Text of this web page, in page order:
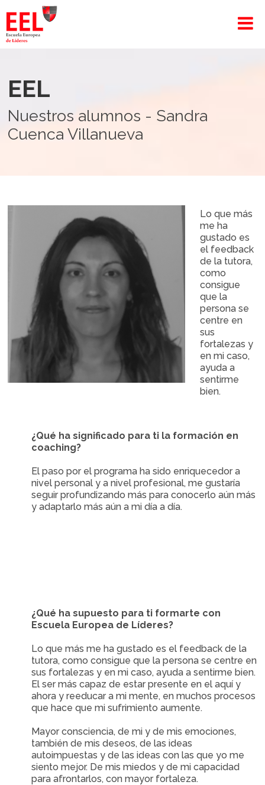
EEL
Nuestros alumnos - Sandra
Cuenca Villanueva
Lo que más
me ha
gustado es
el feedback
de la tutora,
como
consigue
que la
persona se
centre en
sus
fortalezas y
en mi caso,
ayuda a
sentirme
bien.
¿Qué ha significado para ti la formación en
coaching?
El paso por el programa ha sido enriquecedor a
nivel personal y a nivel profesional, me gustaría
seguir profundizando más para conocerlo aún más
y adaptarlo más aún a mi día a día.
¿Qué ha supuesto para ti formarte con
Escuela Europea de Líderes?
Lo que más me ha gustado es el feedback de la
tutora, como consigue que la persona se centre en
sus fortalezas y en mi caso, ayuda a sentirme bien.
El ser más capaz de estar presente en el aquí y
ahora y reeducar a mi mente, en muchos procesos
que hace que mi sufrimiento aumente.
Mayor consciencia, de mi y de mis emociones,
también de mis deseos, de las ideas
autoimpuestas y de las ideas con las que yo me
siento mejor. De mis miedos y de mi capacidad
para afrontarlos, con mayor fortaleza.